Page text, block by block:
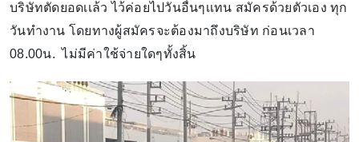
บริษัทตัดยอดเเล้ว ไว้ค่อยไปวันอื่นๆเเทน สมัครด้วยตัวเอง ทุก
วันทำงาน โดยทางผู้สมัครจะต้องมาถึงบริษัท ก่อนเวลา
08.00น. ไม่มีค่าใช้จ่ายใดๆทั้งสิ้น